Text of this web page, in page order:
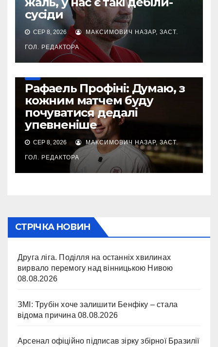
сусіди
СЕР 8, 2026 МАКСИМОВИЧ НАЗАР, ЗАСТ.
ГОЛ. РЕДАКТОРА
Рафаель Профіні: Думаю, з
кожним матчем буду
почуватися дедалі
упевненіше
СЕР 8, 2026 МАКСИМОВИЧ НАЗАР, ЗАСТ.
ГОЛ. РЕДАКТОРА
СТРІЧКА НОВИН
Друга ліга. Поділля на останніх хвилинах
вирвало перемогу над вінницькою Нивою
08.08.2026
ЗМІ: Трубін хоче залишити Бенфіку – стала
відома причина 08.08.2026
Арсенал офіційно підписав зірку збірної Бразилії